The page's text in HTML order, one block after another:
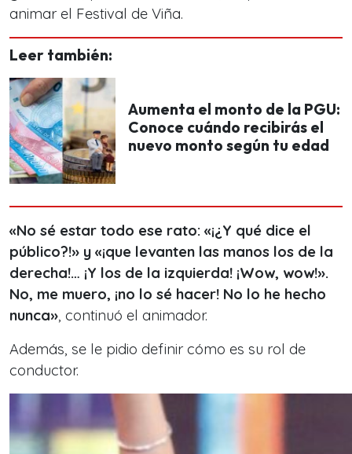
animar el Festival de Viña.
Leer también:
Aumenta el monto de la PGU:
Conoce cuándo recibirás el
nuevo monto según tu edad
«No sé estar todo ese rato: «¡¿Y qué dice el
público?!» y «¡que levanten las manos los de la
derecha!… ¡Y los de la izquierda! ¡Wow, wow!».
No, me muero, ¡no lo sé hacer! No lo he hecho
nunca», continuó el animador.
Además, se le pidio definir cómo es su rol de
conductor.